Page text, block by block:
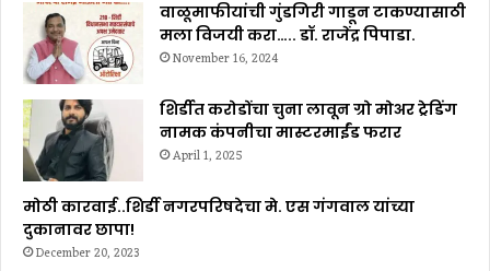
वाळूमाफीयांची गुंडगिरी गाडून टाकण्यासाठी
मला विजयी करा….. डॉ. राजेंद्र पिपाडा.
November 16, 2024
शिर्डीत करोडोंचा चुना लावून ग्रो मोअर ट्रेडिंग
नामक कंपनीचा मास्टरमाईंड फरार
April 1, 2025
मोठी कारवाई..शिर्डी नगरपरिषदेचा मे. एस गंगवाल यांच्या
दुकानावर छापा!
December 20, 2023